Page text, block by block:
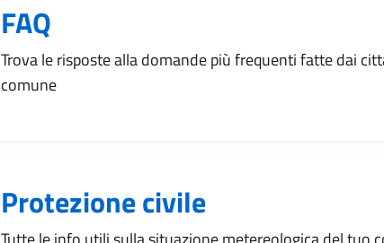
FAQ
Trova le risposte alla domande più frequenti fatte dai
comune
Protezione civile